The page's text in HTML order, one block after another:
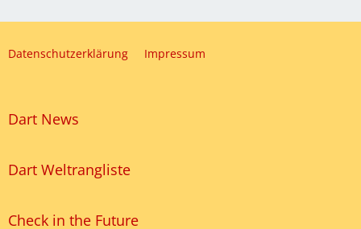
Datenschutzerklärung Impressum
Dart News
Dart Weltrangliste
Check in the Future